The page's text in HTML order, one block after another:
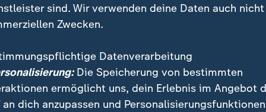
sind. Wir verwenden deine Daten auch nicht
Zwecken.
Datenverarbeitung
Die Speicherung von bestimmten
ermöglicht uns, dein Erlebnis im Angebot
an dich anzupassen und Personalisierungsfunktionen